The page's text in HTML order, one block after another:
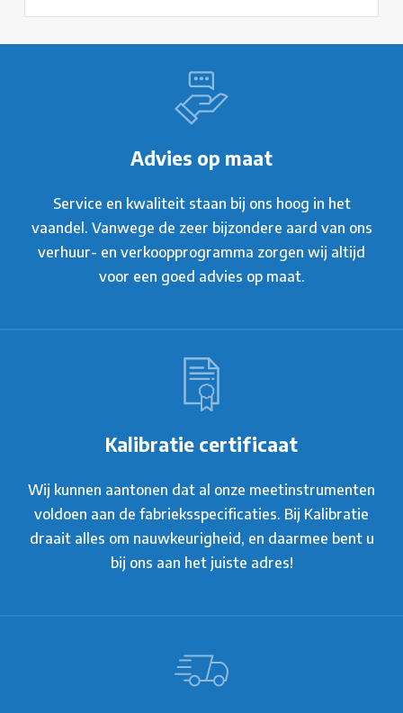
Advies op maat
Service en kwaliteit staan bij ons hoog in het
vaandel. Vanwege de zeer bijzondere aard van ons
verhuur- en verkoopprogramma zorgen wij altijd
voor een goed advies op maat.
Kalibratie certificaat
Wij kunnen aantonen dat al onze meetinstrumenten
voldoen aan de fabrieksspecificaties. Bij Kalibratie
draait alles om nauwkeurigheid, en daarmee bent u
bij ons aan het juiste adres!